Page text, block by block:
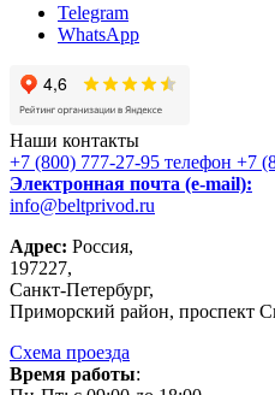
Telegram
WhatsApp
Наши контакты
+7 (800) 777-27-95 телефон +7
Электронная почта (e-mail):
info@beltprivod.ru
Адрес: Россия,
197227,
Санкт-Петербург,
Приморский район, проспект
Схема проезда
Время работы: